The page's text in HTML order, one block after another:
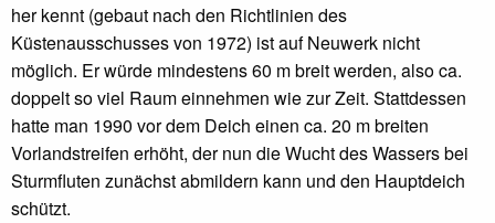
her kennt (gebaut nach den Richtlinien des
Küstenausschusses von 1972) ist auf Neuwerk nicht
möglich. Er würde mindestens 60 m breit werden, also ca.
doppelt so viel Raum einnehmen wie zur Zeit. Stattdessen
hatte man 1990 vor dem Deich einen ca. 20 m breiten
Vorlandstreifen erhöht, der nun die Wucht des Wassers bei
Sturmfluten zunächst abmildern kann und den Hauptdeich
schützt.